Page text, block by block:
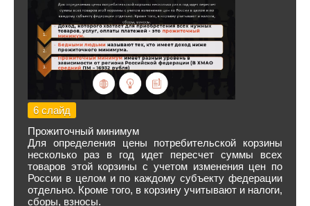
6 слайд
Прожиточный минимум
Для определения цены потребительской корзины
несколько раз в год идет пересчет суммы всех
товаров этой корзины с учетом изменения цен по
России в целом и по каждому субъекту федерации
отдельно. Кроме того, в корзину учитывают и налоги,
сборы, взносы.